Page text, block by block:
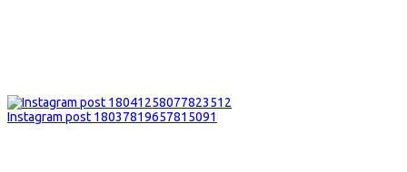
Instagram post 18037819657815091